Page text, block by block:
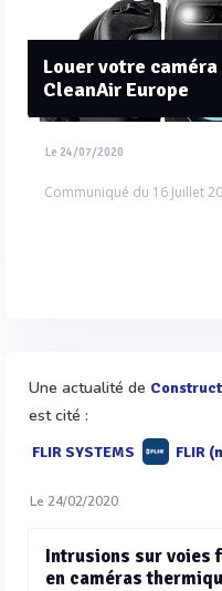
Louer votre caméra
CleanAir Europe
Le 24/07/2020
Communiqué du 16 Juillet
Une actualité de
est cité :
FLIR SYSTEMS FLIR
Le 24/02/2020
Intrusions sur voies
en caméras